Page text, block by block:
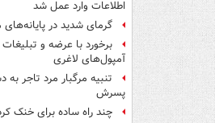
اطلاعات وارد عمل شد
گرمای شدید در
برخورد با عرضه و تبلیغات
آمپول‌های لاغری
تنبیه مرگبار مرد تاجر
پسرش
چند راه‌ ساده برای خنک